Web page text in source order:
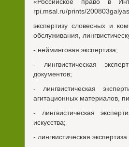
rpi.msal.ru/prints/
экспертизу словесных и
обслуживания,
- нейминговая экспертиза;
- лингвистическая
документов;
- лингвистическая
агитационных материалов,
- лингвистическая
искусства;
- лингвистическая